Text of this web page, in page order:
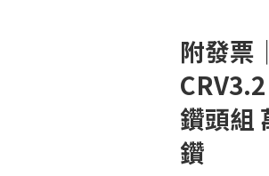
附發票
鑽頭組
鑽